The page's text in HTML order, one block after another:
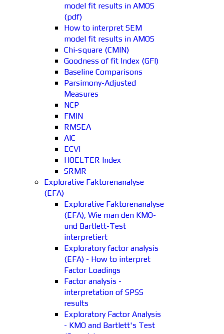
model fit results in AMOS
(pdf)
How to interpret SEM
model fit results in AMOS
Chi-square (CMIN)
Goodness of fit Index (GFI)
Baseline Comparisons
Parsimony-Adjusted
Measures
NCP
FMIN
RMSEA
AIC
ECVI
HOELTER Index
SRMR
Explorative Faktorenanalyse
(EFA)
Explorative Faktorenanalyse
(EFA), Wie man den KMO-
und Bartlett-Test
interpretiert
Exploratory factor analysis
(EFA) - How to interpret
Factor Loadings
Factor analysis -
interpretation of SPSS
results
Exploratory Factor Analysis
- KMO and Bartlett's Test